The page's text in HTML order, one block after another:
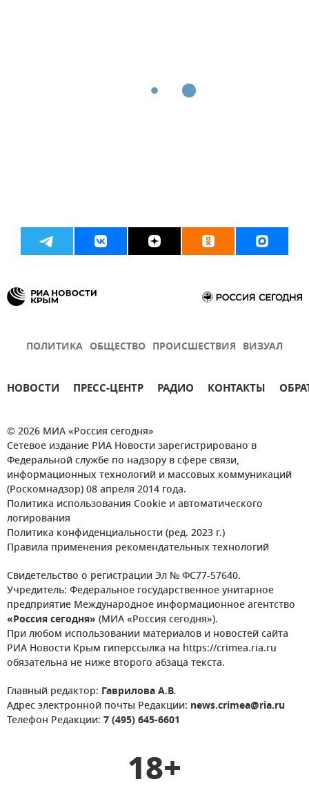
ПОЛИТИКА ОБЩЕСТВО ПРОИСШЕСТВИЯ ВИЗУАЛ
НОВОСТИ ПРЕСС-ЦЕНТР РАДИО КОНТАКТЫ
© 2026 МИА «Россия сегодня»
Сетевое издание РИА Новости зарегистрировано в
Федеральной службе по надзору в сфере связи,
информационных технологий и массовых коммуникаций
(Роскомнадзор) 08 апреля 2014 года.
Политика использования Cookie и автоматического
логирования
Политика конфиденциальности (ред. 2023 г.)
Правила применения рекомендательных технологий
Свидетельство о регистрации Эл № ФС77-57640.
Учредитель: Федеральное государственное унитарное
предприятие Международное информационное агентство
«Россия сегодня» (МИА «Россия сегодня»).
При любом использовании материалов и новостей сайта
РИА Новости Крым гиперссылка на https://crimea.ria.ru
обязательна не ниже второго абзаца текста.
Главный редактор: Гаврилова А.В.
Адрес электронной почты Редакции: news.crimea@ria.ru
Телефон Редакции: 7 (495) 645-6601
18+